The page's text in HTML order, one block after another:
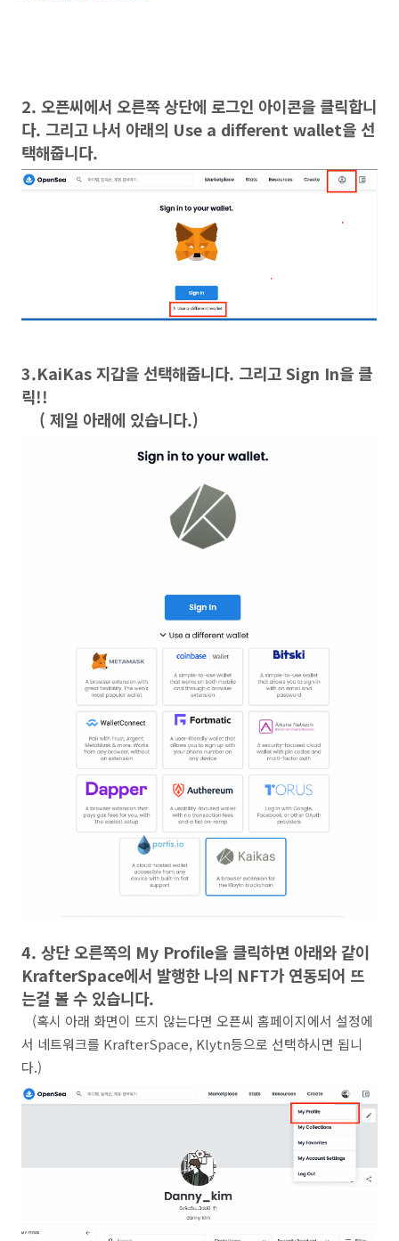
2. 오픈씨에서 오른쪽 상단에 로그인 아이콘을 클릭합니
다. 그리고 나서 아래의 Use a different wallet을 선
택해줍니다.
3.KaiKas 지갑을 선택해줍니다. 그리고 Sign In을 클
릭!!
( 제일 아래에 있습니다.)
4. 상단 오른쪽의 My Profile을 클릭하면 아래와 같이
KrafterSpace에서 발행한 나의 NFT가 연동되어 뜨
는걸 볼 수 있습니다.
(혹시 아래 화면이 뜨지 않는다면 오픈씨 홈페이지에서 설정에
서 네트워크를 KrafterSpace, Klytn등으로 선택하시면 됩니
다.)